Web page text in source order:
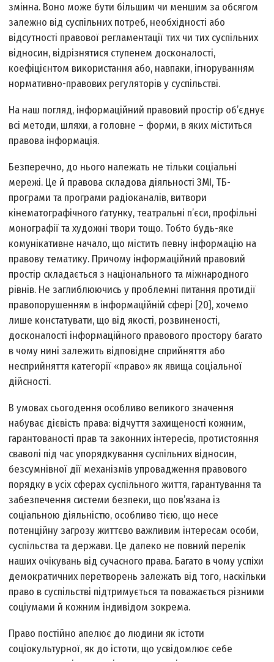
змінна. Воно може бути більшим чи меншим за обсягом
залежно від суспільних потреб, необхідності або
відсутності правової регламентації тих чи тих суспільних
відносин, відрізнятися ступенем досконалості,
коефіцієнтом використання або, навпаки, ігноруванням
нормативно-правових регуляторів у суспільстві.
На наш погляд, інформаційний правовий простір об’єднує
всі методи, шляхи, а головне – форми, в яких міститься
правова інформація.
Безперечно, до нього належать не тільки соціальні
мережі. Це й правова складова діяльності ЗМІ, ТБ-
програми та програми радіоканалів, витвори
кінематографічного ґатунку, театральні п’єси, профільні
монографії та художні твори тощо. Тобто будь-яке
комунікативне начало, що містить певну інформацію на
правову тематику. Причому інформаційний правовий
простір складається з національного та міжнародного
рівнів. Не заглиблюючись у проблемні питання протидії
правопорушенням в інформаційній сфері [20], хочемо
лише констатувати, що від якості, розвиненості,
досконалості інформаційного правового простору багато
в чому нині залежить відповідне сприйняття або
несприйняття категорії «право» як явища соціальної
дійсності.
В умовах сьогодення особливо великого значення
набуває дієвість права: відчуття захищеності кожним,
гарантованості прав та законних інтересів, протистояння
сваволі під час упорядкування суспільних відносин,
безсумнівної дії механізмів упровадження правового
порядку в усіх сферах суспільного життя, гарантування та
забезпечення системи безпеки, що пов’язана із
соціальною діяльністю, особливо тією, що несе
потенційну загрозу життєво важливим інтересам особи,
суспільства та держави. Це далеко не повний перелік
наших очікувань від сучасного права. Багато в чому успіхи
демократичних перетворень залежать від того, наскільки
право в суспільстві підтримується та поважається різними
соціумами й кожним індивідом зокрема.
Право постійно апелює до людини як істоти
соціокультурної, як до істоти, що усвідомлює себе